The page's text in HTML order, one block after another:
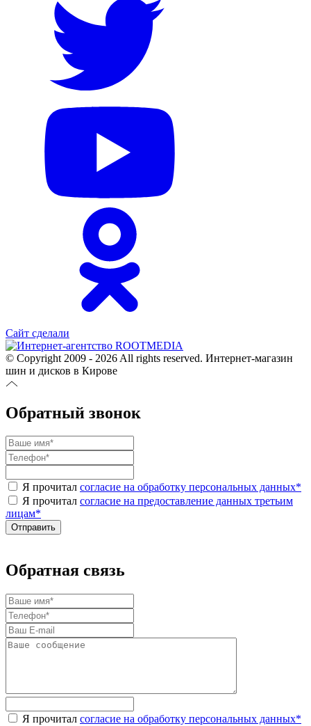
Сайт сделали
© Copyright 2009 - 2026 All rights reserved. Интернет-магазин
шин и дисков в Кирове
Обратный звонок
Я прочитал согласие на обработку персональных данных*
Я прочитал согласие на предоставление данных третьим
лицам*
Обратная связь
Я прочитал согласие на обработку персональных данных*